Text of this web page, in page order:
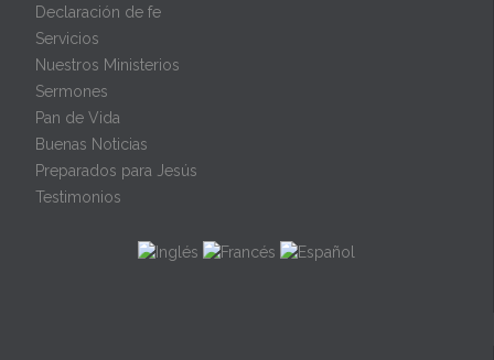
Declaración de fe
Servicios
Nuestros Ministerios
Sermones
Pan de Vida
Buenas Noticias
Preparados para Jesús
Testimonios